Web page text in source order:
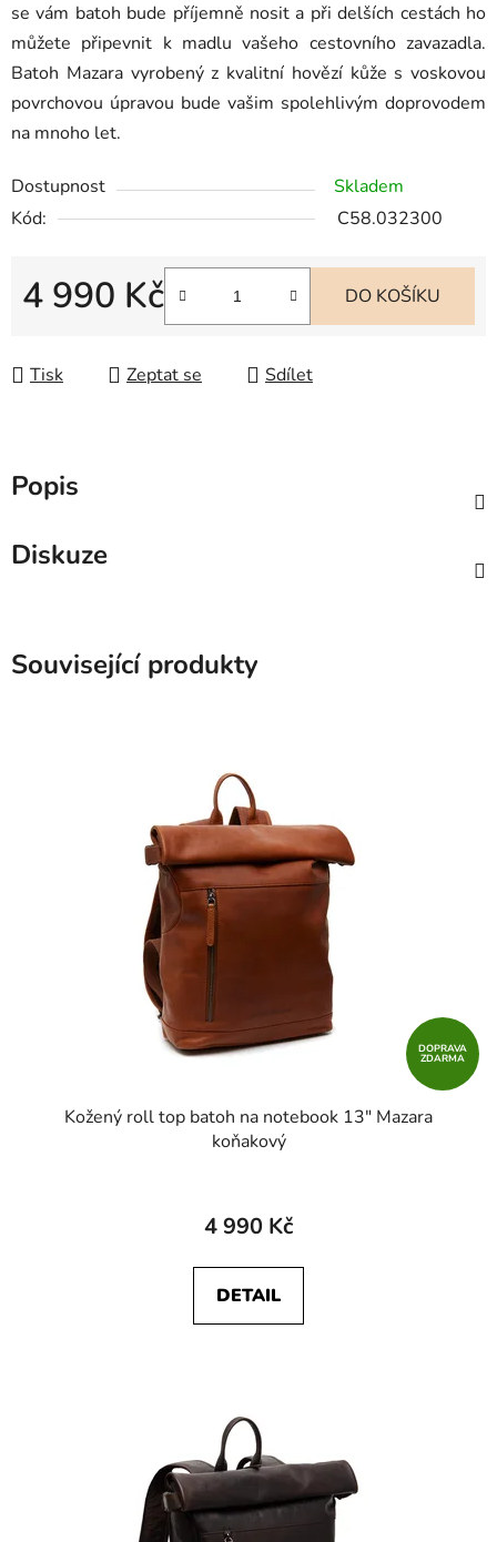
se vám batoh bude příjemně nosit a při delších cestách ho
můžete připevnit k madlu vašeho cestovního zavazadla.
Batoh Mazara vyrobený z kvalitní hovězí kůže s voskovou
povrchovou úpravou bude vašim spolehlivým doprovodem
na mnoho let.
Dostupnost
Skladem
Kód:
C58.032300
4 990 Kč DO KOŠÍKU
Tisk Zeptat se Sdílet
Popis
Diskuze
Související produkty
DOPRAVA
ZDARMA
Kožený roll top batoh na notebook 13" Mazara
koňakový
4 990 Kč
DETAIL